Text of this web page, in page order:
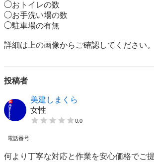
◯おトイレの数
◯お手洗い場の数
◯駐車場の有無
詳細は上の画像からご確認してください。
投稿者
美建しまくら
女性
0.0
電話番号
何より丁寧な対応と作業を安心価格でご